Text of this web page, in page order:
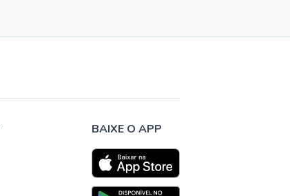
BAIXE O APP